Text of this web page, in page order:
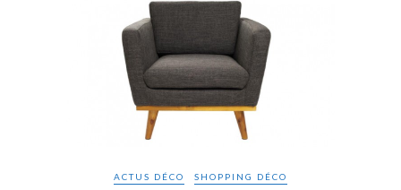
ACTUS DÉCO SHOPPING DÉCO